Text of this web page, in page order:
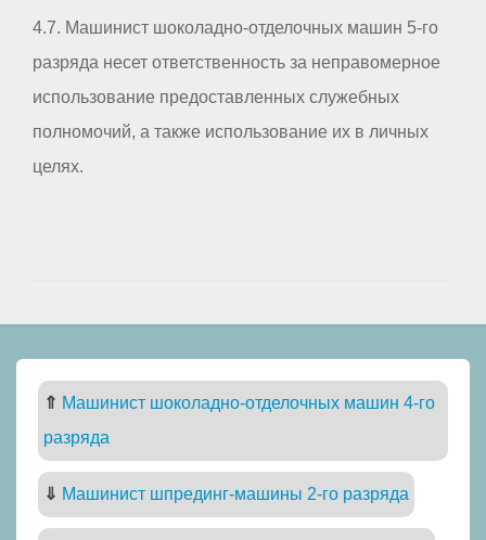
4.7. Машинист шоколадно-отделочных машин 5-го
разряда несет ответственность за неправомерное
использование предоставленных служебных
полномочий, а также использование их в личных
целях.
⇑ Машинист шоколадно-отделочных машин 4-го
разряда
⇓ Машинист шпрединг-машины 2-го разряда